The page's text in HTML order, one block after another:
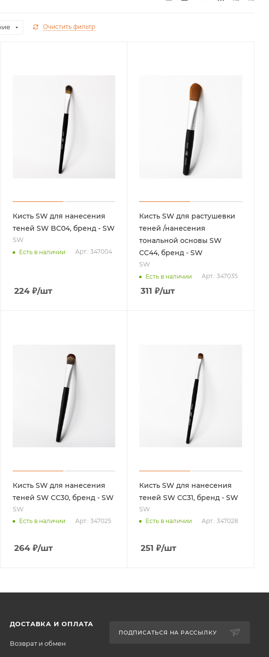
Очистить фильтр
Кисть SW для нанесения
теней SW BC04, бренд - SW
SW
Есть в наличии Арт.: 347004
224₽/шт
Кисть SW для растушевки
теней /нанесения
тональной основы SW
CC44, бренд - SW
SW
Есть в наличии Арт.: 347035
311 ₽/шт
Кисть SW для нанесения
теней SW CC30, бренд - SW
SW
Есть в наличии Арт.: 347025
264₽/шт
Кисть SW для нанесения
теней SW CC31, бренд - SW
SW
Есть в наличии Арт.: 347028
251 ₽/шт
ДОСТАВКА И ОПЛАТА
Возврат и обмен
ПОДПИСАТЬСЯ НА РАССЫЛКУ